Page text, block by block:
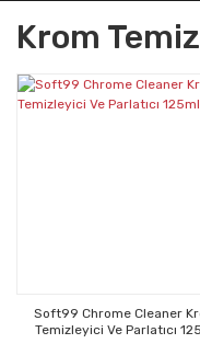
Krom
Soft99 Chrome Cleaner
Temizleyici Ve Parlatıcı